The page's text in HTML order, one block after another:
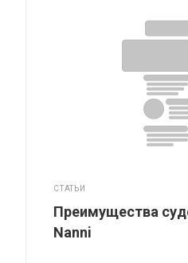
СТАТЬИ
Преимущества
Nanni